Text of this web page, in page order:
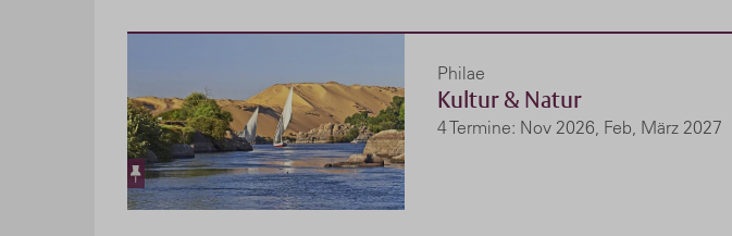
Philae
Kultur & Natur
4 Termine: Nov 2026, Feb, März 2027